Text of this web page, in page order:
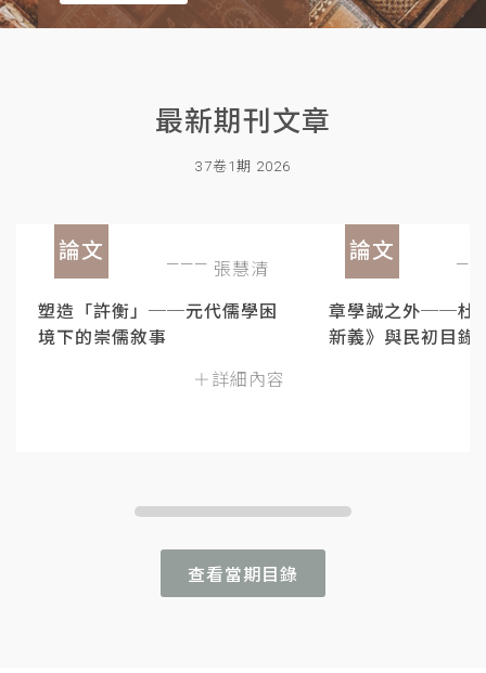
最新期刊文章
37卷1期 2026
論文
張慧清
塑造「許衡」──元代儒學困
境下的崇儒敘事
＋詳細內容
論文
章學誠之外──杜
新義》與民初目錄
查看當期目錄